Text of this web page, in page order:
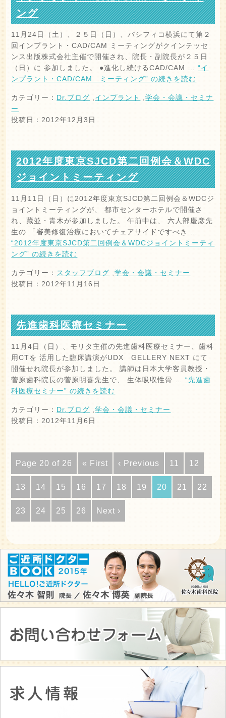
ング
11月24日（土）、２５日（日）、パシフィコ横浜にて第２
回インプラント・CAD/CAM ミーティングがクインテッセ
ンス出版株式会社主催で開催され、院長・副院長が２５日
（日）に 参加しました。 ●進化し続けるCAD/CAM …“イ
ンプラント・CAD/CAM ミーティング” の続きを読む
カテゴリー： Dr.ブログ ,インプラント ,学会・会議・セミナ
ー
投稿日：2012年12月3日
2012年度東京SJCD第二回例会＆WDC
ジョイントミーティング
11月11日（日）に2012年度東京SJCD第二回例会＆WDCジ
ョイントミーティングが、 都市センターホテルで開催さ
れ、藏並・青木が参加しました。 午前中は、 六人部慶彦先
生の 「審美修復治療においてチェアサイドですべき …
“2012年度東京SJCD第二回例会＆WDCジョイントミーティ
ング” の続きを読む
カテゴリー： スタッフブログ ,学会・会議・セミナー
投稿日：2012年11月16日
先進歯科医療セミナー
11月4日（日）、モリタ主催の先進歯科医療セミナー、歯科
用CTを 活用した臨床講演がUDX GELLERY NEXT にて
開催せれ院長が参加しました。 講師は日本大学客員教授・
菅原歯科院長の菅原明喜先生で、 生体吸収性骨 …“先進歯
科医療セミナー” の続きを読む
カテゴリー： Dr.ブログ ,学会・会議・セミナー
投稿日：2012年11月6日
Page 20 of 26 « First ‹ Previous 11 12
13 14 15 16 17 18 19 20 21 22
23 24 25 26 Next ›